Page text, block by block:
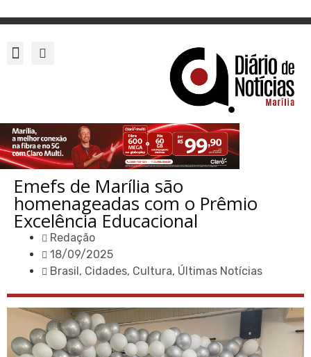
Emefs de Marília são
homenageadas com o Prêmio
Excelência Educacional
Redação
18/09/2025
Brasil, Cidades, Cultura, Últimas Notícias